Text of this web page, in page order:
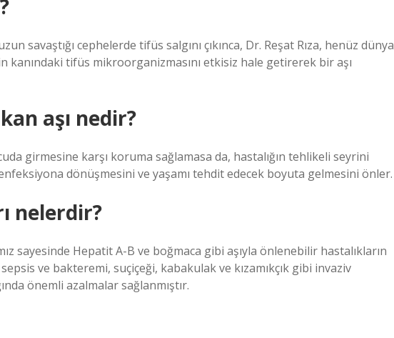
savaştığı cephelerde tifüs salgını çıkınca, Dr. Reşat Rıza, henüz dünya
kanındaki tifüs mikroorganizmasını etkisiz hale getirerek bir aşı
aşı nedir?
girmesine karşı koruma sağlamasa da, hastalığın tehlikeli seyrini
enfeksiyona dönüşmesini ve yaşamı tehdit edecek boyuta gelmesini önler.
nelerdir?
sayesinde Hepatit A-B ve boğmaca gibi aşıyla önlenebilir hastalıkların
ve bakteremi, suçiçeği, kabakulak ve kızamıkçık gibi invaziv
önemli azalmalar sağlanmıştır.